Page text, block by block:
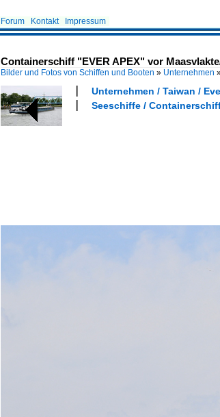
Forum Kontakt Impressum
Containerschiff "EVER APEX" vor
Bilder und Fotos von Schiffen und Booten » Unternehmen
Unternehmen / Taiwan /
Seeschiffe /